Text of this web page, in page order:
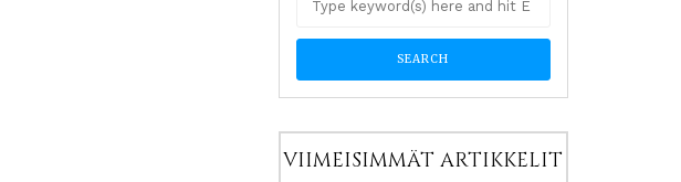
VIIMEISIMMÄT ARTIKKELIT